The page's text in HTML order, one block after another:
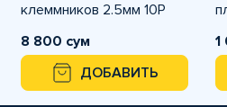
клеммников 2.5мм 10P
8 800 сум
ДОБАВИТЬ
1